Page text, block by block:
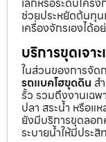
ช่วยประหยัดต้นทุน
เครื่องจักรเองได้อ
บริการขุดเจ
ในส่วนของการจัด
รถแบคโฮขุดดิน ส
รั้ว รวมถึงงานเฉพ
ปลา สระน้ำ หรือแ
ยังมีบริการขุดลอ
ระบายน้ำให้มีประ